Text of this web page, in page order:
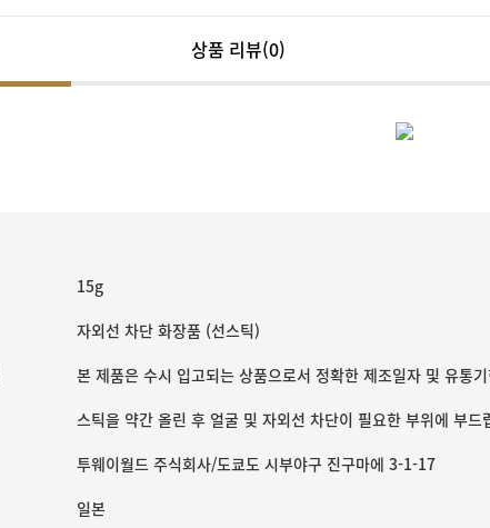
상품 리뷰(0)
15g
자외선 차단 화장품 (선스틱)
본 제품은 수시 입고되는 상품으로서 정확한 제조일자 및 유통
스틱을 약간 올린 후 얼굴 및 자외선 차단이 필요한 부위에 부
투웨이월드 주식회사/도쿄도 시부야구 진구마에 3-1-17
일본